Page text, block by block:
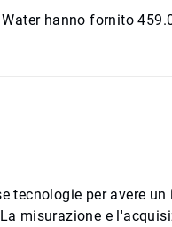
hanno fornito
tecnologie per avere
misurazione e